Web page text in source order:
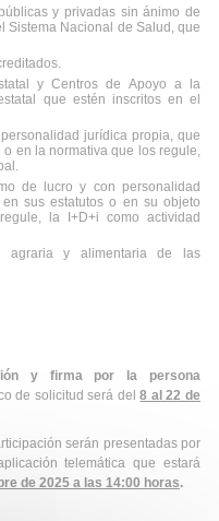
y privadas sin ánimo de
Sistema Nacional de Salud, que
y Centros de Apoyo a la
que estén inscritos en el
jurídica propia, que
en la normativa que los regule,
de lucro y con personalidad
sus estatutos o en su objeto
la I+D+i como actividad
agraria y alimentaria de las
y firma por la persona
de solicitud será del8 al 22 de
serán presentadas por
telemática que estará
de 2025 a las 14:00 horas.